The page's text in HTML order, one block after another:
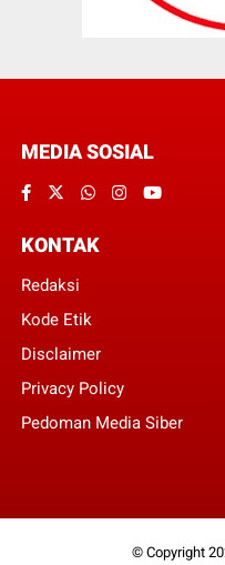
MEDIA SOSIAL
KONTAK
Redaksi
Kode Etik
Disclaimer
Privacy Policy
Pedoman Media Siber
© Copyright